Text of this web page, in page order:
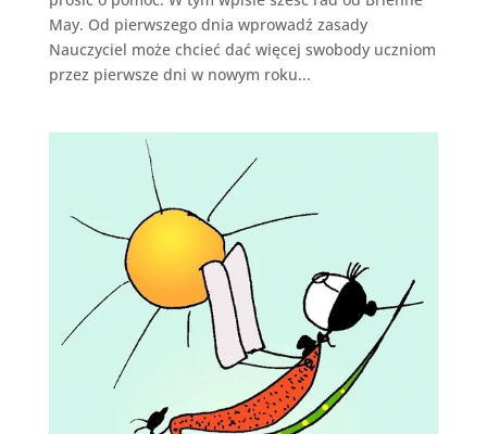
May. Od pierwszego dnia wprowadź zasady
Nauczyciel może chcieć dać więcej swobody uczniom
przez pierwsze dni w nowym roku...